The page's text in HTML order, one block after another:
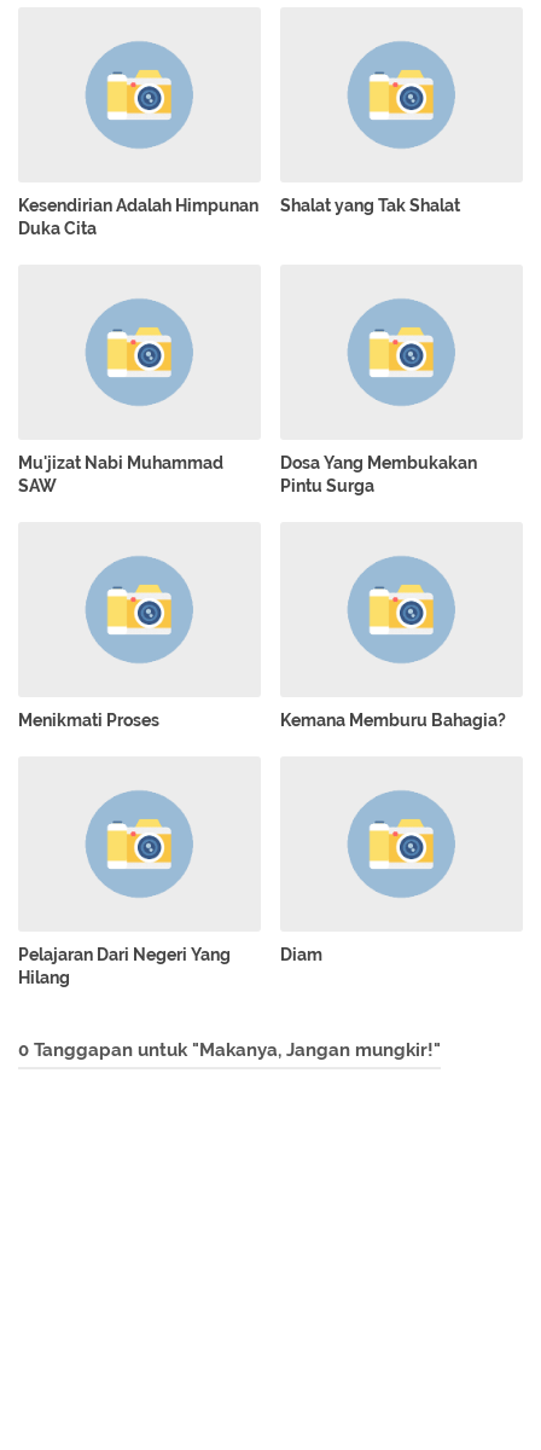
Kesendirian Adalah Himpunan
Duka Cita
Shalat yang Tak Shalat
Mu'jizat Nabi Muhammad
SAW
Dosa Yang Membukakan
Pintu Surga
Menikmati Proses Kemana Memburu Bahagia?
Pelajaran Dari Negeri Yang
Hilang
Diam
0 Tanggapan untuk "Makanya, Jangan mungkir!"